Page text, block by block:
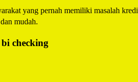
yang pernah memiliki masalah
mudah.
checking